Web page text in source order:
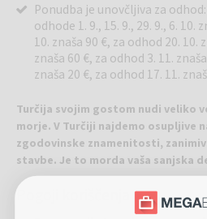
Ponudba je unovčljiva za
odhode 1. 9., 15. 9., 29. 9., 6. 10.
10. znaša 90 €, za odhod 20. 10.
znaša 60 €, za odhod 3. 11.
znaša 20 €, za odhod 17. 11.
Turčija svojim gostom nudi veliko
morje. V Turčiji najdemo osupljive
zgodovinske znamenitosti,
stavbe. Je to morda vaša sanjska
oddih?
Pogoji koriščenja